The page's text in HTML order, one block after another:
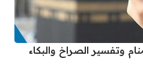
وتفسير الصراخ والبكاء